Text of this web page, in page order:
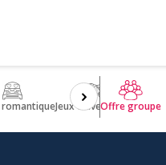
romantiqueJeux d'aventuresBien être
Offre groupe